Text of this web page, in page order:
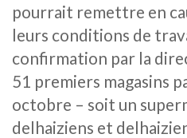
pourrait remettre en
leurs conditions de
confirmation par la
51 premiers magasins
octobre – soit un
delhaiziens et